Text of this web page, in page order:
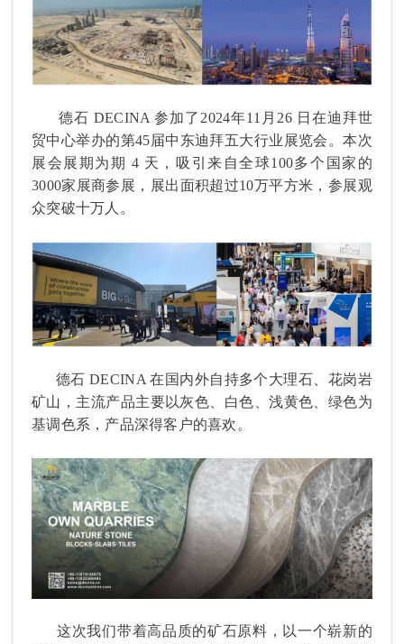
德石 DECINA 参加了2024年11月26 日在迪拜世
贸中心举办的第45届中东迪拜五大行业展览会 。本次
展会展期为期 4 天， 吸引来自全球100多个国家的
3000家展商参展，展出面积超过10万平方米，参展观
众突破十万 人。
德石 DECINA 在国内外自持多个大理石
花岗岩
矿山，主流产品主要以灰色、白色、浅黄色、绿色为
基调色系，产品深得客户的喜欢。
这次我们带着高品质的矿石原料，以一个崭新的